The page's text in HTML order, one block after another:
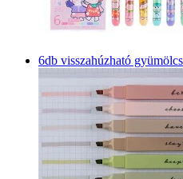
6db visszahúzható